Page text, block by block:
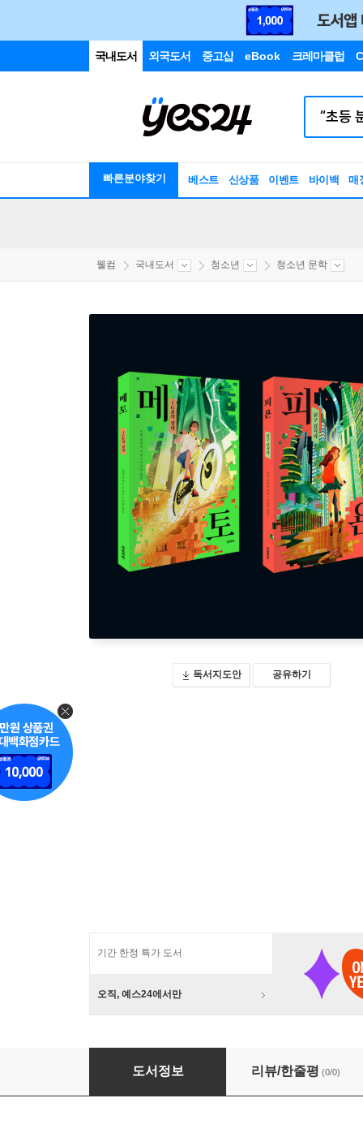
국내도서 외국도서 중고샵 eBook 크레마클럽
빠른분야찾기 베스트 신상품 이벤트 바이백 매
웰컴 국내도서 청소년 청소년 문학
독서지도안 공유하기
기간 한정 특가 도서
오직, 예스24에서만
안녕로빈 SF 청소년 소설 세트
도서정보 리뷰/한줄평 (0/0)